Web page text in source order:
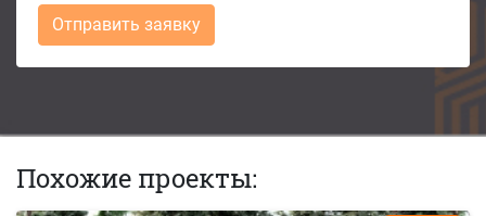
Отправить заявку
Похожие проекты: